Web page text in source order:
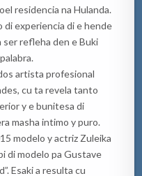
residencia na Hulanda.
di experiencia di e hende
ser refleha den e Buki
artista profesional
cu ta revela tanto
y e bunitesa di
masha intimo y puro.
modelo y actriz Zuleika
di modelo pa Gustave
Esaki a resulta cu